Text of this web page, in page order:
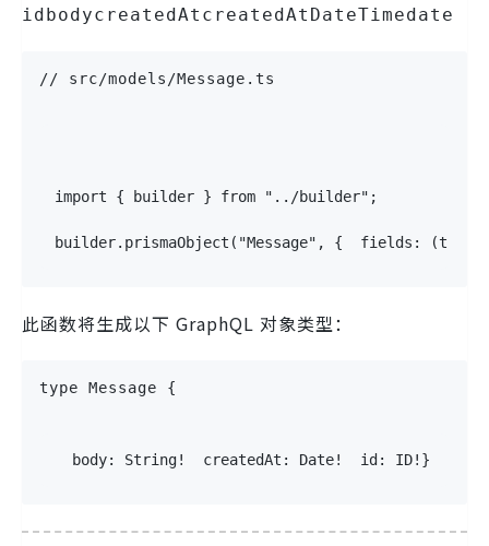
idbodycreatedAtcreatedAtDateTimedate
// src/models/Message.ts
import { builder } from "../builder" ;
builder. prismaObject ( "Message" , { fields : (t
此函数将生成以下 GraphQL 对象类型：
type Message {
body: String! createdAt : Date! id : ID! }